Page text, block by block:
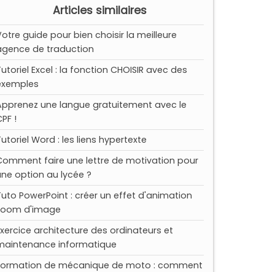
Articles similaires
guide pour bien choisir la meilleure
de traduction
Excel : la fonction CHOISIR avec des
une langue gratuitement avec le
!
Word : les liens hypertexte
faire une lettre de motivation pour
option au lycée ?
PowerPoint : créer un effet d'animation
d'image
architecture des ordinateurs et
informatique
de mécanique de moto : comment